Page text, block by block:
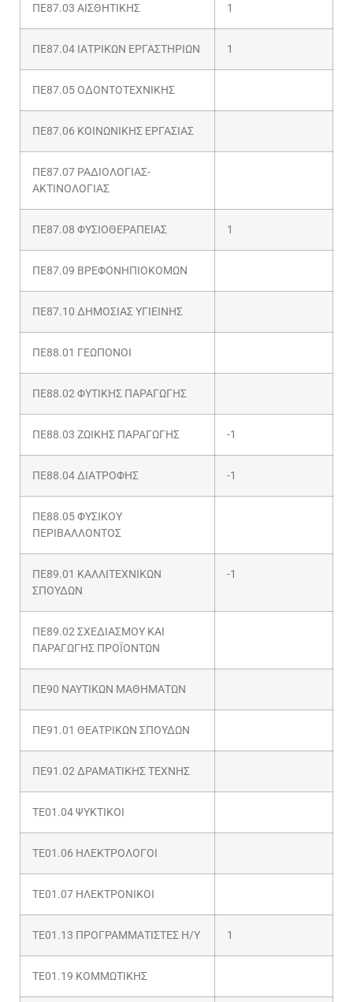
ΠΕ87.03 ΑΙΣΘΗΤΙΚΗΣ 1
ΠΕ87.04 ΙΑΤΡΙΚΩΝ ΕΡΓΑΣΤΗΡΙΩΝ 1
ΠΕ87.05 ΟΔΟΝΤΟΤΕΧΝΙΚΗΣ
ΠΕ87.06 ΚΟΙΝΩΝΙΚΗΣ ΕΡΓΑΣΙΑΣ
ΠΕ87.07 ΡΑΔΙΟΛΟΓΙΑΣ-
ΑΚΤΙΝΟΛΟΓΙΑΣ
ΠΕ87.08 ΦΥΣΙΟΘΕΡΑΠΕΙΑΣ 1
ΠΕ87.09 ΒΡΕΦΟΝΗΠΙΟΚΟΜΩΝ
ΠΕ87.10 ΔΗΜΟΣΙΑΣ ΥΓΙΕΙΝΗΣ
ΠΕ88.01 ΓΕΩΠΟΝΟΙ
ΠΕ88.02 ΦΥΤΙΚΗΣ ΠΑΡΑΓΩΓΗΣ
ΠΕ88.03 ΖΩΙΚΗΣ ΠΑΡΑΓΩΓΗΣ -1
ΠΕ88.04 ΔΙΑΤΡΟΦΗΣ -1
ΠΕ88.05 ΦΥΣΙΚΟΥ
ΠΕΡΙΒΑΛΛΟΝΤΟΣ
ΠΕ89.01 ΚΑΛΛΙΤΕΧΝΙΚΩΝ
ΣΠΟΥΔΩΝ
-1
ΠΕ89.02 ΣΧΕΔΙΑΣΜΟΥ ΚΑΙ
ΠΑΡΑΓΩΓΗΣ ΠΡΟΪΟΝΤΩΝ
ΠΕ90 ΝΑΥΤΙΚΩΝ ΜΑΘΗΜΑΤΩΝ
ΠΕ91.01 ΘΕΑΤΡΙΚΩΝ ΣΠΟΥΔΩΝ
ΠΕ91.02 ΔΡΑΜΑΤΙΚΗΣ ΤΕΧΝΗΣ
ΤΕ01.04 ΨΥΚΤΙΚΟΙ
ΤΕ01.06 ΗΛΕΚΤΡΟΛΟΓΟΙ
ΤΕ01.07 ΗΛΕΚΤΡΟΝΙΚΟΙ
ΤΕ01.13 ΠΡΟΓΡΑΜΜΑΤΙΣΤΕΣ Η/Υ 1
ΤΕ01.19 ΚΟΜΜΩΤΙΚΗΣ